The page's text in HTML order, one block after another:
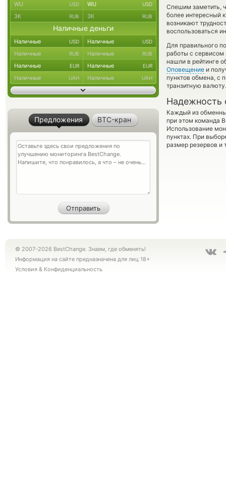
Спешим заметить,
более интересный
возникают
воспользоваться
Для правильного
работы с
нашли в рейтинге
Оповещение и
пунктов обмена,
транзитную валюту.
Надежность
Каждый из
при этом команда
Использование
пунктах. При
размер резервов и
WU USD WU USD
ЗК RUB ЗК RUB
Наличные деньги
Наличные USD Наличные USD
Наличные RUB Наличные RUB
Наличные EUR Наличные EUR
Наличные UAH Наличные UAH
Предложения BTC-кран
© 2007-2026 BestChange. Знаем, где обменять!
Информация на сайте предназначена для лиц 18+
Условия & Конфиденциальность